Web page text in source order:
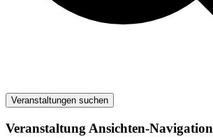
Veranstaltungen suchen
Veranstaltung Ansichten-Navigation